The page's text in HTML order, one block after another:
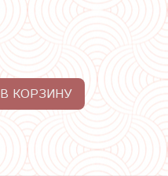
В КОРЗИНУ